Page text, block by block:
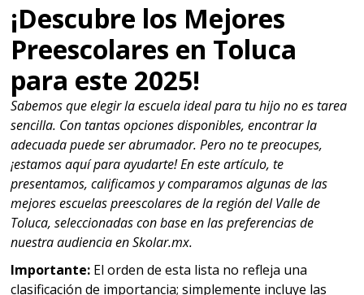
¡Descubre los Mejores
Preescolares en Toluca
para este 2025!
Sabemos que elegir la escuela ideal para tu hijo no es tarea
sencilla. Con tantas opciones disponibles, encontrar la
adecuada puede ser abrumador. Pero no te preocupes,
¡estamos aquí para ayudarte! En este artículo, te
presentamos, calificamos y comparamos algunas de las
mejores escuelas preescolares de la región del Valle de
Toluca, seleccionadas con base en las preferencias de
nuestra audiencia en Skolar.mx.
Importante: El orden de esta lista no refleja una
clasificación de importancia; simplemente incluye las